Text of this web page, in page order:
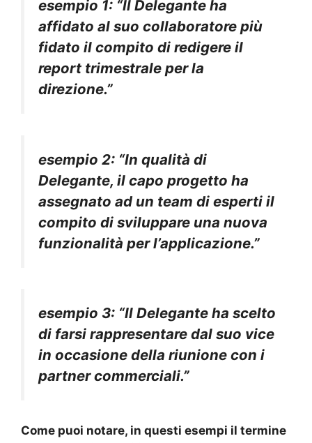
esempio 1: “Il Delegante ha
affidato al suo collaboratore più
fidato il compito di redigere il
report trimestrale per la
direzione.”
esempio 2: “In qualità di
Delegante, il capo progetto ha
assegnato ad un team di esperti il
compito di sviluppare una nuova
funzionalità per l’applicazione.”
esempio 3: “Il Delegante ha scelto
di farsi rappresentare dal suo vice
in occasione della riunione con i
partner commerciali.”
Come puoi notare, in questi esempi il termine